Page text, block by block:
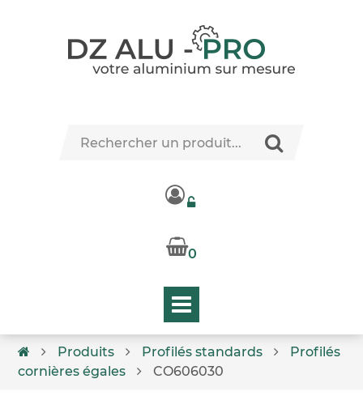
0
Produits Profilés standards
Profilés
cornières égales
CO606030